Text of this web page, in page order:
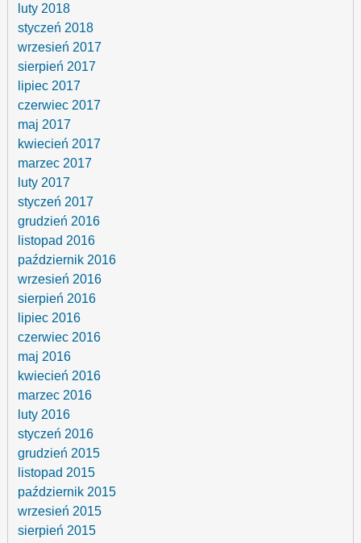
luty 2018
styczeń 2018
wrzesień 2017
sierpień 2017
lipiec 2017
czerwiec 2017
maj 2017
kwiecień 2017
marzec 2017
luty 2017
styczeń 2017
grudzień 2016
listopad 2016
październik 2016
wrzesień 2016
sierpień 2016
lipiec 2016
czerwiec 2016
maj 2016
kwiecień 2016
marzec 2016
luty 2016
styczeń 2016
grudzień 2015
listopad 2015
październik 2015
wrzesień 2015
sierpień 2015